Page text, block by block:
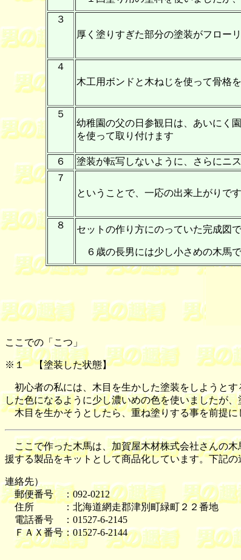
３
厚く塗りすぎた部分の塗装がフロー
４
木工用ボンドと木ねじを使って骨
５
幼稚園の父の日参観日は、あいにく
を使って取り付けます
６
塗装が転写しないように、さらにニ
７
ということで、一応の出来上がりです
８ セットの作り方にのっていた完成図
６歳の長男には少し小さめの木馬
ここでの「こつ」
※１【塗装した状態】
初心者の私には、木目を生かした塗装をしようと
した色になるように少し濃いめの色を使いましたが
木目を生かそうとしたら、重ね塗りする事を前提に
ここで作った木馬は、加賀屋木材株式会社さんの木
援する製品をキットとして商品化しています。下記
連絡先）
郵便番号 ：092-0212
住所 ：北海道網走郡津別町緑町２２番地
電話番号 ：01527-6-2145
ＦＡＸ番号：01527-6-2144